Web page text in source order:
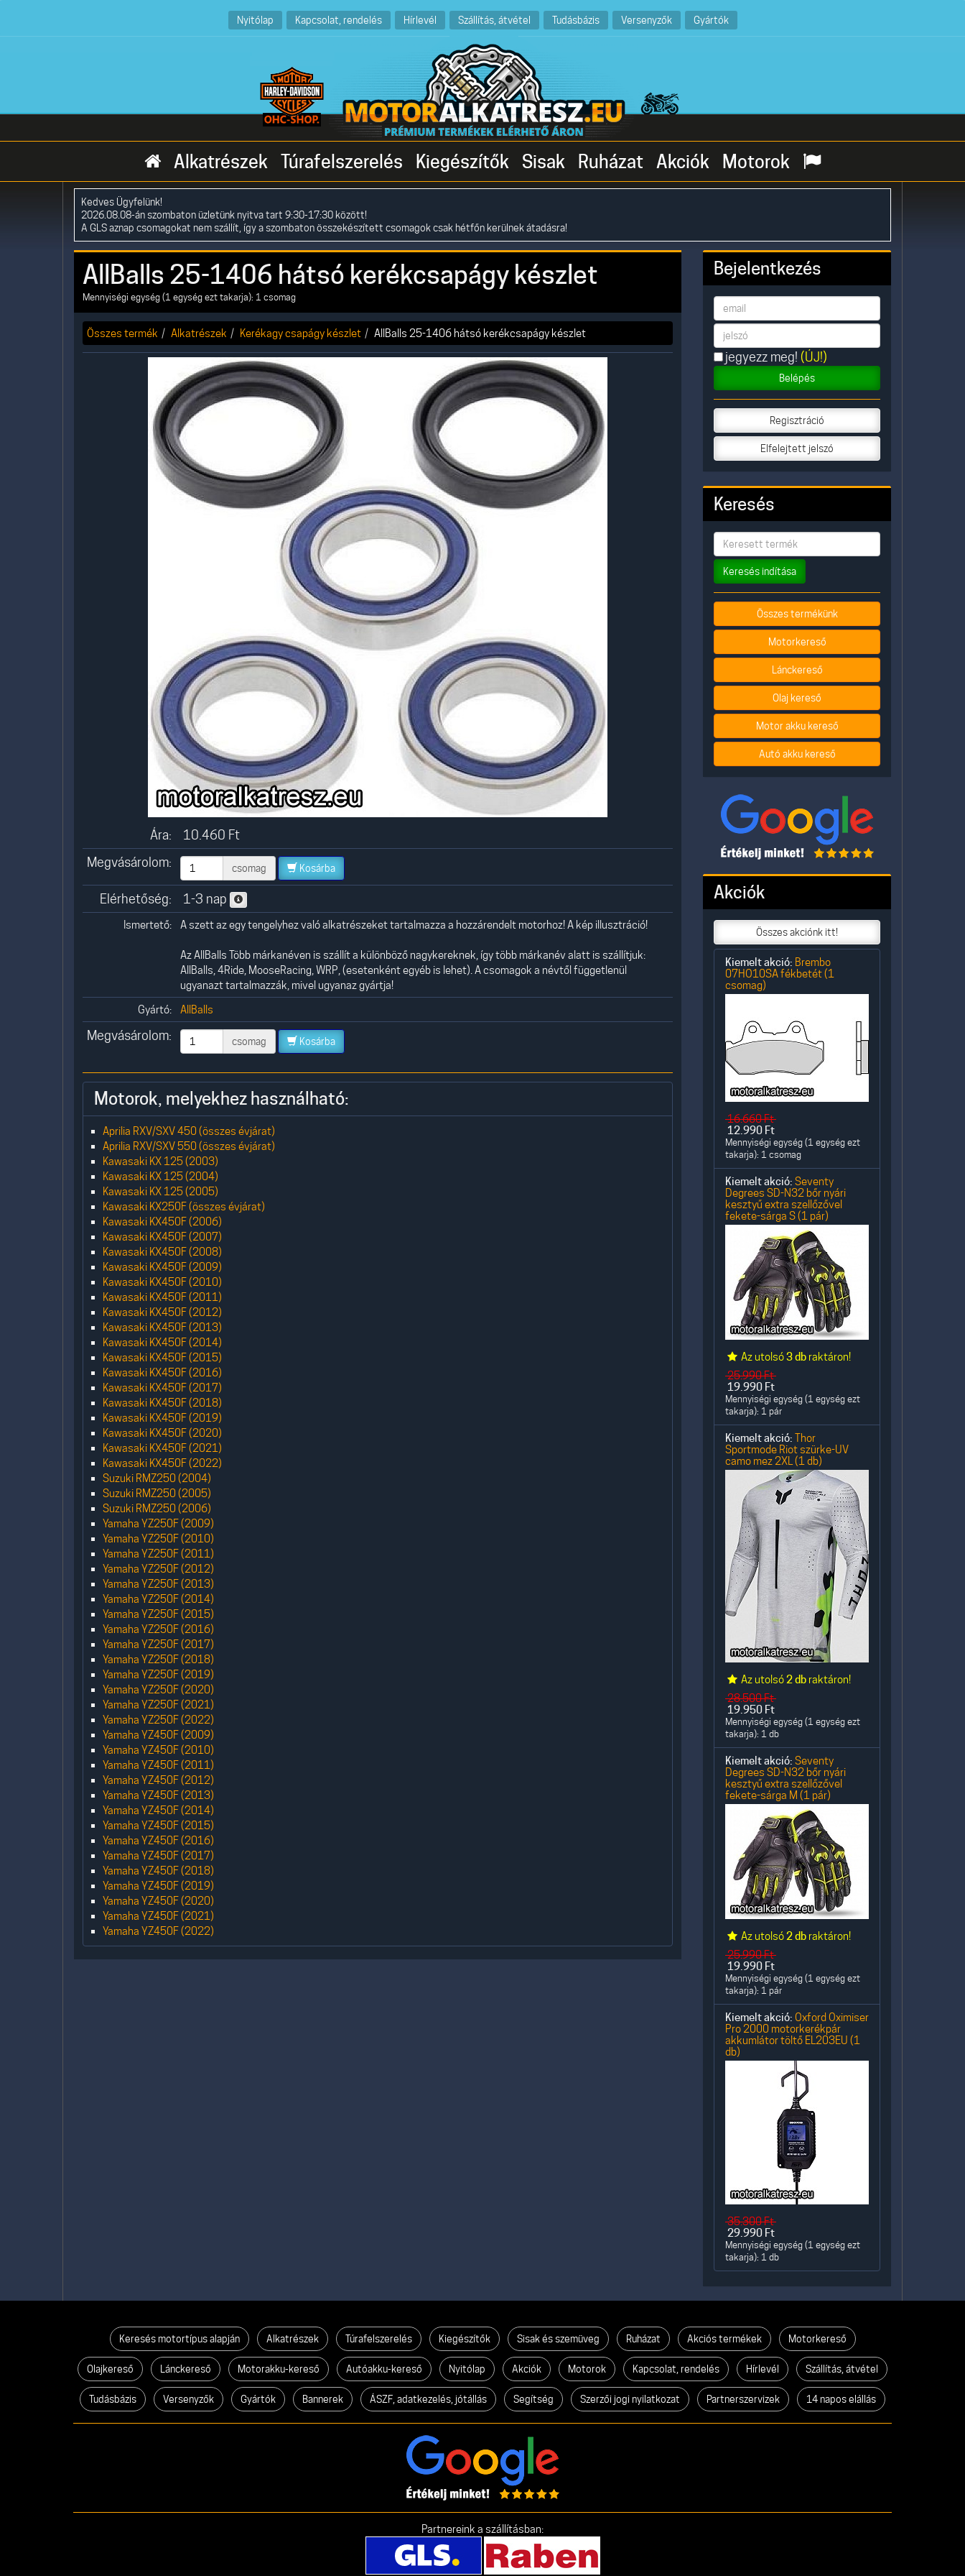
Nyitólap Kapcsolat, rendelés Hírlevél Szállítás, átvétel Tudásbázis Versenyzők Gyártók
Alkatrészek Túrafelszerelés Kiegészítők Sisak Ruházat Akciók Motorok
Kedves Ügyfelünk!
2026.08.08-án szombaton üzletünk nyitva tart 9:30-17:30 között!
A GLS aznap csomagokat nem szállít, így a szombaton összekészített csomagok csak hétfőn kerülnek átadásra!
AllBalls 25-1406 hátsó kerékcsapágy készlet
Mennyiségi egység (1 egység ezt takarja): 1 csomag
Összes termék Alkatrészek Kerékagy csapágy készlet AllBalls 25-1406 hátsó kerékcsapágy készlet
Ára: 10.460 Ft
Megvásárolom:
csomag Kosárba
Elérhetőség: 1-3 nap
Ismertető: A szett az egy tengelyhez való alkatrészeket tartalmazza a hozzárendelt motorhoz! A kép illusztráció!
Az AllBalls Több márkanéven is szállít a különböző nagykereknek, így több márkanév alatt is szállítjuk:
AllBalls, 4Ride, MooseRacing, WRP, (esetenként egyéb is lehet). A csomagok a névtől függetlenül
ugyanazt tartalmazzák, mivel ugyanaz gyártja!
Gyártó:
AllBalls
Megvásárolom: csomag Kosárba
Motorok, melyekhez használható:
Aprilia RXV/SXV 450 (összes évjárat)
Aprilia RXV/SXV 550 (összes évjárat)
Kawasaki KX 125 (2003)
Kawasaki KX 125 (2004)
Kawasaki KX 125 (2005)
Kawasaki KX250F (összes évjárat)
Kawasaki KX450F (2006)
Kawasaki KX450F (2007)
Kawasaki KX450F (2008)
Kawasaki KX450F (2009)
Kawasaki KX450F (2010)
Kawasaki KX450F (2011)
Kawasaki KX450F (2012)
Kawasaki KX450F (2013)
Kawasaki KX450F (2014)
Kawasaki KX450F (2015)
Kawasaki KX450F (2016)
Kawasaki KX450F (2017)
Kawasaki KX450F (2018)
Kawasaki KX450F (2019)
Kawasaki KX450F (2020)
Kawasaki KX450F (2021)
Kawasaki KX450F (2022)
Suzuki RMZ250 (2004)
Suzuki RMZ250 (2005)
Suzuki RMZ250 (2006)
Yamaha YZ250F (2009)
Yamaha YZ250F (2010)
Yamaha YZ250F (2011)
Yamaha YZ250F (2012)
Yamaha YZ250F (2013)
Yamaha YZ250F (2014)
Yamaha YZ250F (2015)
Yamaha YZ250F (2016)
Yamaha YZ250F (2017)
Yamaha YZ250F (2018)
Yamaha YZ250F (2019)
Yamaha YZ250F (2020)
Yamaha YZ250F (2021)
Yamaha YZ250F (2022)
Yamaha YZ450F (2009)
Yamaha YZ450F (2010)
Yamaha YZ450F (2011)
Yamaha YZ450F (2012)
Yamaha YZ450F (2013)
Yamaha YZ450F (2014)
Yamaha YZ450F (2015)
Yamaha YZ450F (2016)
Yamaha YZ450F (2017)
Yamaha YZ450F (2018)
Yamaha YZ450F (2019)
Yamaha YZ450F (2020)
Yamaha YZ450F (2021)
Yamaha YZ450F (2022)
Bejelentkezés
jegyezz meg! (ÚJ!)
Belépés
Regisztráció
Elfelejtett jelszó
Keresés
Keresés indítása
Összes termékünk
Motorkereső
Lánckereső
Olaj kereső
Motor akku kereső
Autó akku kereső
Akciók
Összes akciónk itt!
Kiemelt akció: Brembo
07HO10SA fékbetét (1
csomag)
16.660Ft
12.990 Ft
Mennyiségi egység (1 egység ezt
takarja): 1 csomag
Kiemelt akció: Seventy
Degrees SD-N32 bőr nyári
kesztyű extra szellőzővel
fekete-sárga S (1 pár)
Az utolsó3 db raktáron!
25.990Ft
19.990 Ft
Mennyiségi egység (1 egység ezt
takarja): 1 pár
Kiemelt akció: Thor
Sportmode Riot szürke-UV
camo mez 2XL (1 db)
Az utolsó2 db raktáron!
28.500Ft
19.950 Ft
Mennyiségi egység (1 egység ezt
takarja): 1 db
Kiemelt akció: Seventy
Degrees SD-N32 bőr nyári
kesztyű extra szellőzővel
fekete-sárga M (1 pár)
Az utolsó2 db raktáron!
25.990Ft
19.990 Ft
Mennyiségi egység (1 egység ezt
takarja): 1 pár
Kiemelt akció: Oxford Oximiser
Pro 2000 motorkerékpár
akkumlátor töltő EL203EU (1
db)
35.300Ft
29.990 Ft
Mennyiségi egység (1 egység ezt
takarja): 1 db
Keresés motortípus alapján Alkatrészek Túrafelszerelés Kiegészítők Sisak és szemüveg Ruházat Akciós termékek Motorkereső
Olajkereső Lánckereső Motorakku-kereső Autóakku-kereső Nyitólap Akciók Motorok Kapcsolat, rendelés Hírlevél Szállítás, átvétel
Tudásbázis Versenyzők Gyártók Bannerek ÁSZF, adatkezelés, jótállás Segítség Szerzői jogi nyilatkozat Partnerszervizek 14 napos elállás
Partnereink a szállításban: